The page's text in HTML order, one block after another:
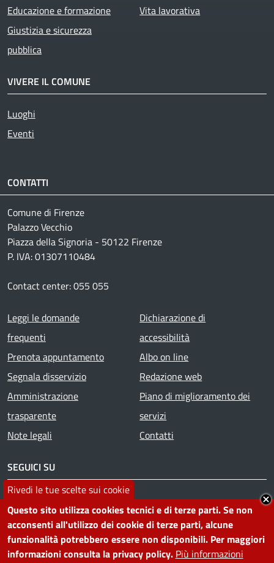
Rivedi le tue scelte sui cookie
Questo sito utilizza cookies tecnici e di terze parti. Se non
acconsenti all'utilizzo dei cookie di terze parti, alcune
funzionalità potrebbero essere non disponibili. Per maggiori
informazioni consulta la privacy policy. Più informazioni
Educazione e formazione
Giustizia e sicurezza
pubblica
Vita lavorativa
VIVERE IL COMUNE
Luoghi
Eventi
CONTATTI
Comune di Firenze
Palazzo Vecchio
Piazza della Signoria - 50122 Firenze
P. IVA: 01307110484
Contact center: 055 055
Footer menu
Leggi le domande
frequenti
Prenota appuntamento
Segnala disservizio
Amministrazione
trasparente
Note legali
Dichiarazione di
accessibilità
Albo on line
Redazione web
Piano di miglioramento dei
servizi
Contatti
SEGUICI SU
Facebook
Instagram
YouTube
Telegram
WhatsApp
TwitterLinkedin
PRIVACY